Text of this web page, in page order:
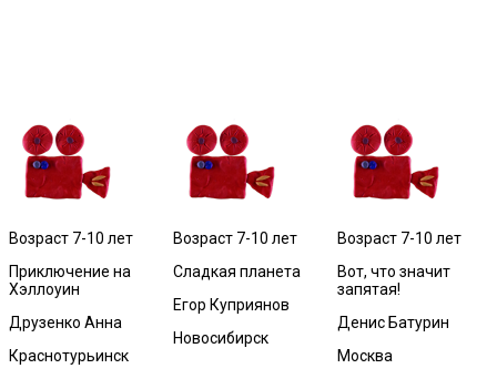
Возраст 7-10 лет
Приключение на
Хэллоуин
Друзенко Анна
Краснотурьинск
Возраст 7-10 лет
Сладкая планета
Егор Куприянов
Новосибирск
Возраст 7-10 лет
Вот, что значит
запятая!
Денис Батурин
Москва